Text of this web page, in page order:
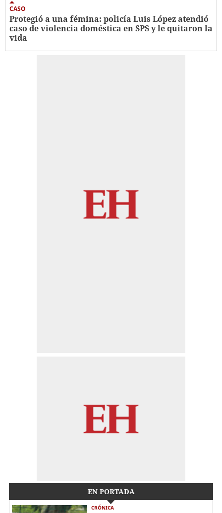
CASO
Protegió a una fémina: policía Luis López atendió
caso de violencia doméstica en SPS y le quitaron la
vida
EN PORTADA
CRÓNICA